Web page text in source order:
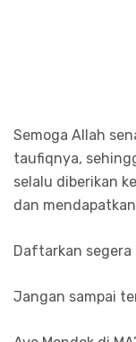
Semoga Allah
taufiqnya,
selalu diberikan
dan
Daftarkan
Jangan sampai